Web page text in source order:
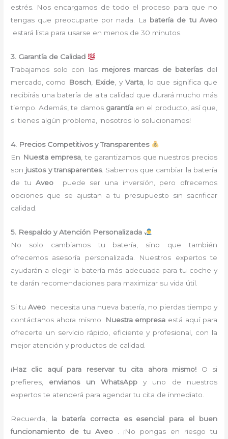
estrés. Nos encargamos de todo el proceso para que no
tengas que preocuparte por nada. La batería de tu Aveo
estará lista para usarse en menos de 30 minutos.
3. Garantía de Calidad
Trabajamos solo con las mejores marcas de bateríasdel
mercado, como Bosch, Exide, yVarta, lo que significa que
recibirás una batería de alta calidad que durará mucho más
tiempo. Además, te damos garantíaen el producto, así que,
si tienes algún problema, ¡nosotros lo solucionamos!
4. Precios Competitivos y Transparentes
En Nuesta empresa , te garantizamos que nuestros precios
son justos y transparentes. Sabemos que cambiar la batería
de tuAveo
puede ser una inversión, pero ofrecemos
opciones que se ajustan a tu presupuesto sin sacrificar
calidad.
5. Respaldo y Atención Personalizada
No solo cambiamos tu batería, sino que también
ofrecemos asesoría personalizada. Nuestros expertos te
ayudarán a elegir la batería más adecuada para tu coche y
te darán recomendaciones para maximizar su vida útil.
Si tuAveo
necesita una nueva batería, no pierdas tiempo y
contáctanos ahora mismo.
Nuestra empresa está aquí para
ofrecerte un servicio rápido, eficiente y profesional, con la
mejor atención y productos de calidad.
¡Haz clic aquí para reservar tu cita ahora mismo! O si
prefieres, envianos un WhatsAppy uno de nuestros
expertos te atenderá para agendar tu cita de inmediato.
Recuerda, la batería correcta es esencial para el buen
funcionamiento de tu Aveo
. ¡No pongas en riesgo tu